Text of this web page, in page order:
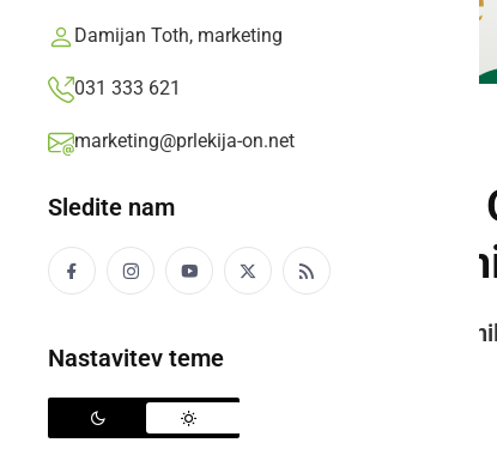
Damijan Toth, marketing
031 333 621
marketing@prlekija-on.net
Sledite nam
Nastavitev teme
KULTURA IN IZOBRAŽEVANJE
OŠ Stanka
projekta
Podjetje Lidl Slovenija bo
izzive sedanjosti in prihodnosti.
Prlekija-on.net,